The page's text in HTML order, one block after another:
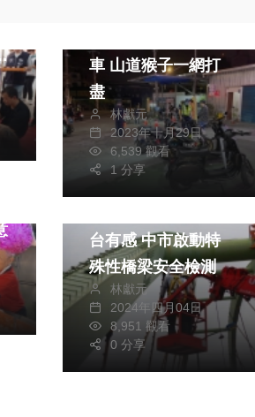
車 山道猴子一網打
盡
林獻元
2023年十月29日
6,539 觀看
1 分享
熱門 政治
台有感 中市啟動特
殊性橋梁安全檢測
林獻元
2024年四月04日
8,951 觀看
0 分享